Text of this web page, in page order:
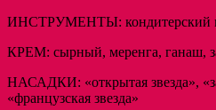
ИНСТРУМЕНТЫ: кондитерский
КРЕМ: сырный, меренга, ганаш,
НАСАДКИ: «открытая звезда»,
«французская звезда»